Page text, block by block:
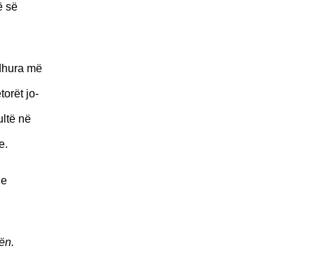
së
më
jo-
në